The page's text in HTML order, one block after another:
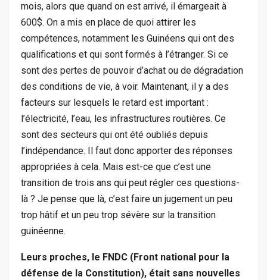
mois, alors que quand on est arrivé, il émargeait à
600$. On a mis en place de quoi attirer les
compétences, notamment les Guinéens qui ont des
qualifications et qui sont formés à l’étranger. Si ce
sont des pertes de pouvoir d’achat ou de dégradation
des conditions de vie, à voir. Maintenant, il y a des
facteurs sur lesquels le retard est important :
l’électricité, l’eau, les infrastructures routières. Ce
sont des secteurs qui ont été oubliés depuis
l’indépendance. Il faut donc apporter des réponses
appropriées à cela. Mais est-ce que c’est une
transition de trois ans qui peut régler ces questions-
là ? Je pense que là, c’est faire un jugement un peu
trop hâtif et un peu trop sévère sur la transition
guinéenne.
Leurs proches, le FNDC (Front national pour la
défense de la Constitution), était sans nouvelles